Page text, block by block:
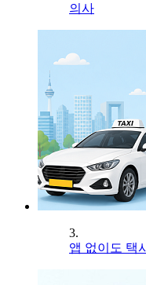
의사
3.
앱 없이도 택